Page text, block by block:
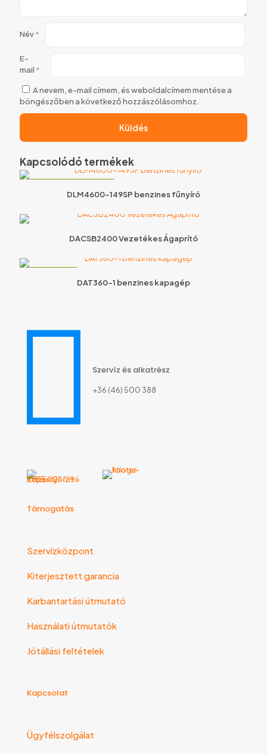
Név*
E-
mail *
A nevem, e-mail címem, és weboldalcímem mentése a
böngészőben a következő hozzászólásomhoz.
Kapcsolódó termékek
DLM4600-149SP benzines fűnyíró
DACSB2400 Vezetékes Ágaprító
DAT360-1 benzines kapagép
Szervíz és alkatrész
+36 (46) 500 388
Támogatás
Szervízközpont
Kiterjesztett garancia
Karbantartási útmutató
Használati útmutatók
Jótállási feltételek
Kapcsolat
Ügyfélszolgálat